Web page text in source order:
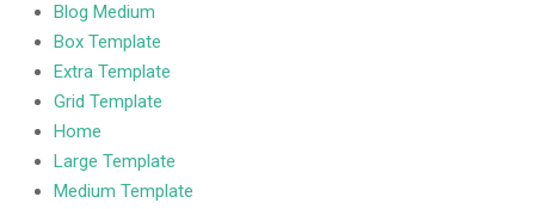
Blog Medium
Box Template
Extra Template
Grid Template
Home
Large Template
Medium Template